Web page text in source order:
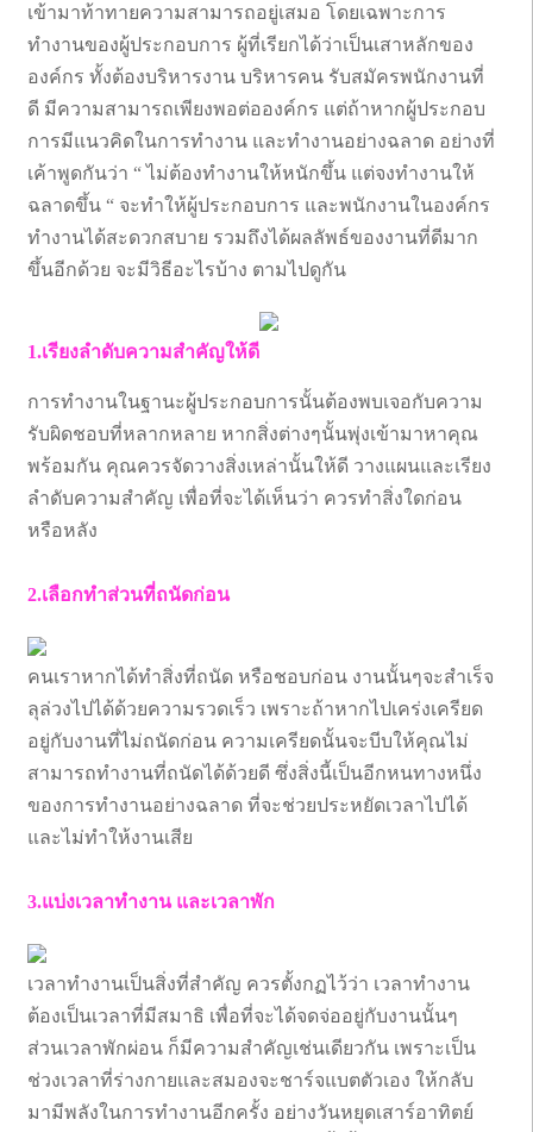
เข้ามาท้าทายความสามารถอยู่เสมอ โดยเฉพาะการ
ทำงานของผู้ประกอบการ ผู้ที่เรียกได้ว่าเป็นเสาหลักของ
องค์กร ทั้งต้องบริหารงาน บริหารคน รับสมัครพนักงานที่
ดี มีความสามารถเพียงพอต่อองค์กร แต่ถ้าหากผู้ประกอบ
การมีแนวคิดในการทำงาน และทำงานอย่างฉลาด อย่างที่
เค้าพูดกันว่า “ ไม่ต้องทำงานให้หนักขึ้น แต่จงทำงานให้
ฉลาดขึ้น “ จะทำให้ผู้ประกอบการ และพนักงานในองค์กร
ทำงานได้สะดวกสบาย รวมถึงได้ผลลัพธ์ของงานที่ดีมาก
ขึ้นอีกด้วย จะมีวิธีอะไรบ้าง ตามไปดูกัน
1.เรียงลำดับความสำคัญให้ดี
การทำงานในฐานะผู้ประกอบการนั้นต้องพบเจอกับความ
รับผิดชอบที่หลากหลาย หากสิ่งต่างๆนั้นพุ่งเข้ามาหาคุณ
พร้อมกัน คุณควรจัดวางสิ่งเหล่านั้นให้ดี วางแผนและเรียง
ลำดับความสำคัญ เพื่อที่จะได้เห็นว่า ควรทำสิ่งใดก่อน
หรือหลัง
2.เลือกทำส่วนที่ถนัดก่อน
คนเราหากได้ทำสิ่งที่ถนัด หรือชอบก่อน งานนั้นๆจะสำเร็จ
ลุล่วงไปได้ด้วยความรวดเร็ว เพราะถ้าหากไปเคร่งเครียด
อยู่กับงานที่ไม่ถนัดก่อน ความเครียดนั้นจะบีบให้คุณไม่
สามารถทำงานที่ถนัดได้ด้วยดี ซึ่งสิ่งนี้เป็นอีกหนทางหนึ่ง
ของการทำงานอย่างฉลาด ที่จะช่วยประหยัดเวลาไปได้
และไม่ทำให้งานเสีย
3.แบ่งเวลาทำงาน และเวลาพัก
เวลาทำงานเป็นสิ่งที่สำคัญ ควรตั้งกฏไว้ว่า เวลาทำงาน
ต้องเป็นเวลาที่มีสมาธิ เพื่อที่จะได้จดจ่ออยู่กับงานนั้นๆ
ส่วนเวลาพักผ่อน ก็มีความสำคัญเช่นเดียวกัน เพราะเป็น
ช่วงเวลาที่ร่างกายเเละสมองจะชาร์จแบตตัวเอง ให้กลับ
มามีพลังในการทำงานอีกครั้ง อย่างวันหยุดเสาร์อาทิตย์